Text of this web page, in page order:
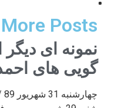
More Posts
نمونه ای
گویی های